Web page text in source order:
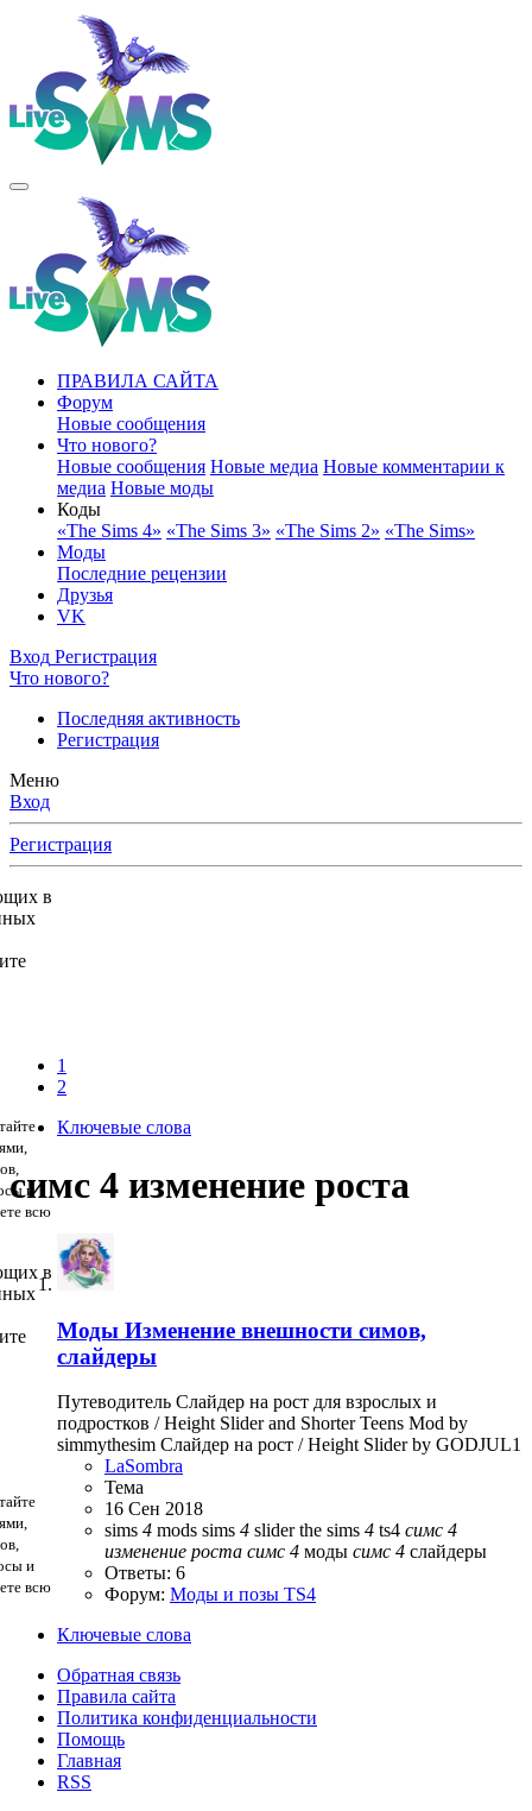
ПРАВИЛА САЙТА
Форум
Новые сообщения
Что нового?
Новые сообщения Новые медиа Новые комментарии к
медиа Новые моды
Коды
«The Sims 4» «The Sims 3» «The Sims 2» «The Sims»
Моды
Последние рецензии
Друзья
VK
Вход Регистрация
Что нового?
Последняя активность
Регистрация
Меню
Вход
Регистрация
в
и
всю
в
и
всю
1
2
Ключевые слова
симс 4 изменение роста
Моды Изменение внешности симов,
слайдеры
Путеводитель Слайдер на рост для взрослых и
подростков / Height Slider and Shorter Teens Mod by
simmythesim Слайдер на рост / Height Slider by GODJUL1
LaSombra
Тема
16 Сен 2018
sims 4 mods sims 4 sliderthe sims 4 ts4 симс 4
изменение роста симс 4 моды симс 4 слайдеры
Ответы: 6
Форум: Моды и позы TS4
Ключевые слова
Обратная связь
Правила сайта
Политика конфиденциальности
Помощь
Главная
RSS